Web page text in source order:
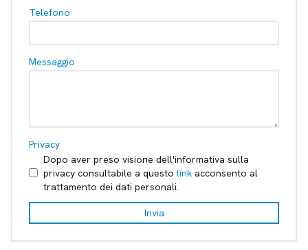
Telefono
Messaggio
Privacy
Dopo aver preso visione dell'informativa sulla
privacy consultabile a questo link acconsento al
trattamento dei dati personali.
Invia